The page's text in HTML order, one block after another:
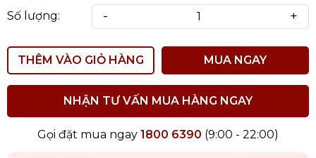
Số lượng: - +
THÊM VÀO GIỎ HÀNG MUA NGAY
NHẬN TƯ VẤN MUA HÀNG NGAY
Gọi đặt mua ngay 1800 6390 (9:00 - 22:00)